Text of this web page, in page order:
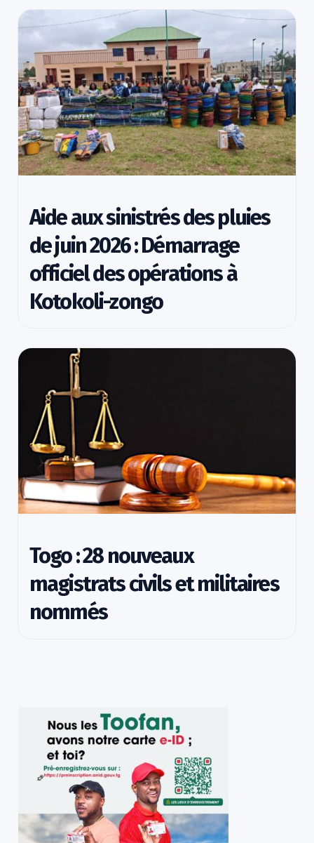
Aide aux sinistrés des pluies
de juin 2026 : Démarrage
officiel des opérations à
Kotokoli-zongo
Togo : 28 nouveaux
magistrats civils et militaires
nommés